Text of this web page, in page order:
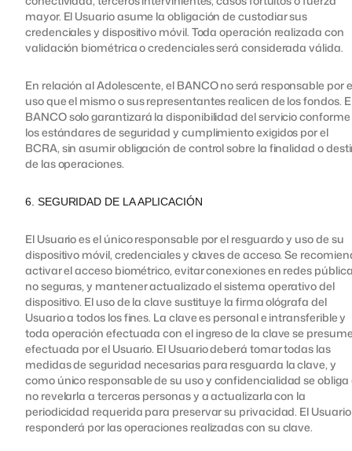
mayor. El Usuario asume la obligación de custodiar sus
credenciales y dispositivo móvil. Toda operación realizada con
validación biométrica o credenciales será considerada válida.
En relación al Adolescente, el BANCO no será responsable por
uso que el mismo o sus representantes realicen de los fondos.
BANCO solo garantizará la disponibilidad del servicio
los estándares de seguridad y cumplimiento exigidos por el
BCRA, sin asumir obligación de control sobre la finalidad o
de las operaciones.
6. SEGURIDAD DE LA APLICACIÓN
El Usuario es el único responsable por el resguardo y uso de su
dispositivo móvil, credenciales y claves de acceso. Se
activar el acceso biométrico, evitar conexiones en redes
no seguras, y mantener actualizado el sistema operativo del
dispositivo. El uso de la clave sustituye la firma ológrafa del
Usuario a todos los fines. La clave es personal e intransferible y
toda operación efectuada con el ingreso de la clave se
efectuada por el Usuario. El Usuario deberá tomar todas las
medidas de seguridad necesarias para resguarda la clave, y
como único responsable de su uso y confidencialidad se obliga
no revelarla a terceras personas y a actualizarla con la
periodicidad requerida para preservar su privacidad. El Usuario
responderá por las operaciones realizadas con su clave.